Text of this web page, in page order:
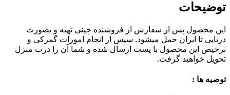
توضیحات
این محصول پس از سفارش از فروشنده چینی تهیه و بصورت
دریایی تا ایران حمل میشود. سپس از انجام امورات گمرکی و
ترخیص این محصول با پست ارسال شده و شما آن را درب منزل
تحویل خواهید گرفت.
توصیه ها :